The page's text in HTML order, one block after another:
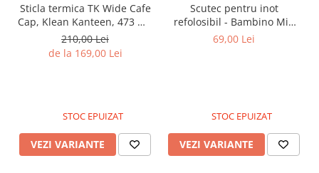
Sticla termica TK Wide Cafe
Cap, Klean Kanteen, 473 ml,
Black
210,00 Lei
de la 169,00 Lei
STOC EPUIZAT
VEZI VARIANTE
Scutec pentru inot
refolosibil - Bambino Mio
Marimea XL
69,00 Lei
STOC EPUIZAT
VEZI VARIANTE